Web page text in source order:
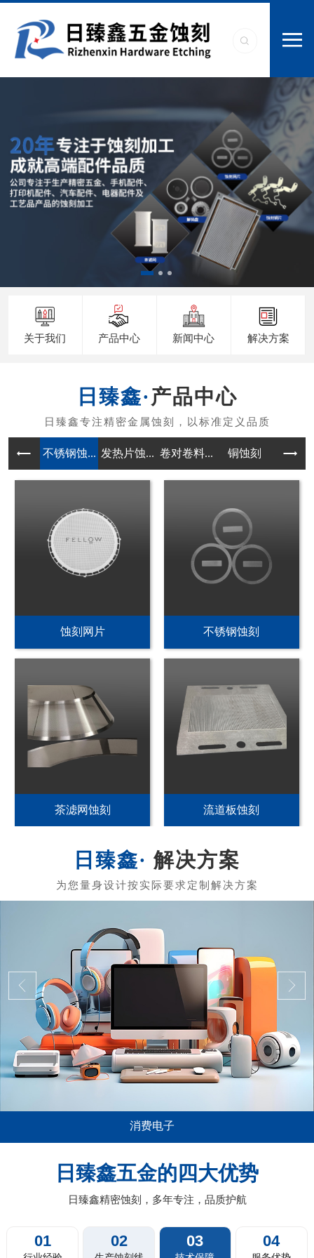
关于我们 产品中心 新闻中心 解决方案
产品中心
不锈钢蚀... 发热片蚀... 卷对卷料... 铜蚀刻
PI发热片蚀刻 不锈钢加热片蚀刻
PET发热片蚀刻 黄铜发热膜蚀刻
解决方案
脑平板的音箱喇叭网面板，电视机及投影
扫地机器人的蚀刻过滤网，剃须刀剃须网
片，汽车的...
薄0.01mm或
料带蚀刻，卷
日臻鑫五金的四大优势
日臻鑫精密蚀刻，多年专注，品质护航
01 02 03 04